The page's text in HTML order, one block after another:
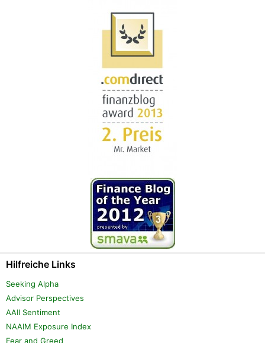
Hilfreiche Links
Seeking Alpha
Advisor Perspectives
AAII Sentiment
NAAIM Exposure Index
Fear and Greed